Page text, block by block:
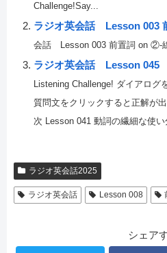
Challenge!Say...
ラジオ英会話 Lesson 003
会話 Lesson 003 前置詞 on ②-
ラジオ英会話 Lesson
Listening Challenge! ダイアログ
質問文をクリックすると正解が
次 Lesson 041 動詞の繊細な使
ラジオ英会話2025
ラジオ英会話 Lesson 008
シェア